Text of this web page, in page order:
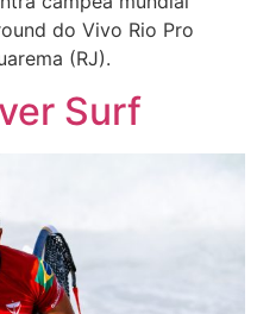
do Vivo Rio Pro
(RJ).
Surf